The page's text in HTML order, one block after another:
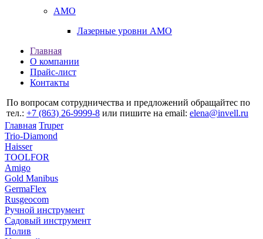
AMO
Лазерные уровни AMO
Главная
О компании
Прайс-лист
Контакты
По вопросам сотрудничества и предложений обращайтес по
тел.: +7 (863) 26‐9999‐8 или пишите на email: elena@invell.ru
Главная Truper
Trio-Diamond
Haisser
TOOLFOR
Amigo
Gold Manibus
GermaFlex
Rusgeocom
Ручной инструмент
Садовый инструмент
Полив